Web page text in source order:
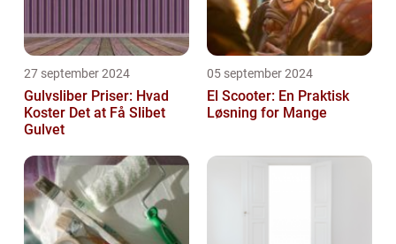
27 september 2024
Gulvsliber Priser: Hvad
Koster Det at Få Slibet
Gulvet
05 september 2024
El Scooter: En Praktisk
Løsning for Mange